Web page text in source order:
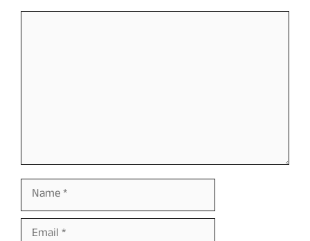
Comment
Name
Email